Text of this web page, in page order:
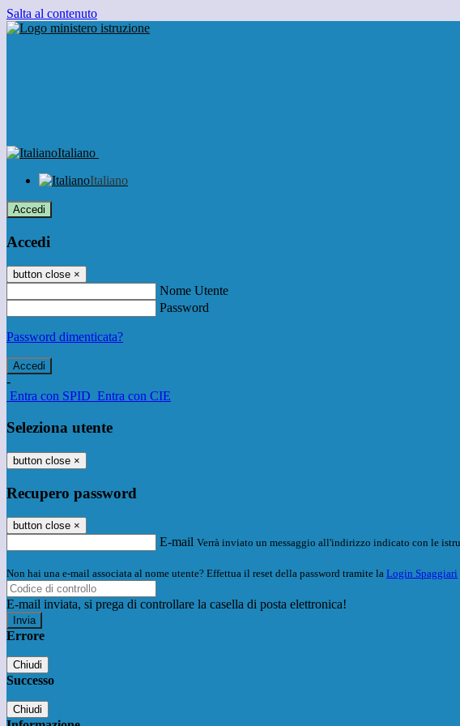
Salta al contenuto
Italiano
Italiano
Accedi
Accedi
button close ×
Nome Utente
Password
Password dimenticata?
-
Entra con SPID Entra con CIE
Seleziona utente
button close ×
Recupero password
button close ×
E-mail Verrà inviato un messaggio all'indirizzo indicato con le
Non hai una e-mail associata al nome utente? Effettua il reset della password tramite la Login Spaggiari
E-mail inviata, si prega di controllare la casella di posta elettronica!
Errore
Chiudi
Successo
Chiudi